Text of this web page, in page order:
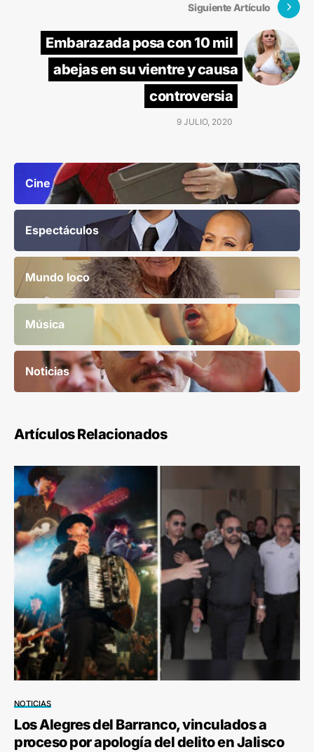
Siguiente Artículo
Embarazada posa con 10 mil
abejas en su vientre y causa
controversia
9 JULIO, 2020
Cine
Espectáculos
Mundo loco
Música
Noticias
Artículos Relacionados
NOTICIAS
Los Alegres del Barranco, vinculados a
proceso por apología del delito en Jalisco